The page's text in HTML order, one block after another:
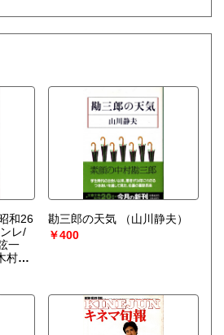
和26
レ/
一
村伊
勘三郎の天気
（山川静夫）
￥400